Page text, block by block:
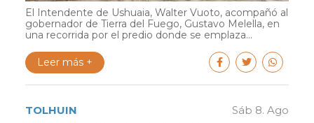
El Intendente de Ushuaia, Walter Vuoto, acompañó al
gobernador de Tierra del Fuego, Gustavo Melella, en
una recorrida por el predio donde se emplaza...
Leer más +
TOLHUIN Sáb 8. Ago